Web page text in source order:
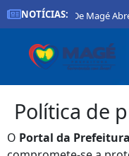
NOTÍCIAS:
Prefeitura De Magé Abre
Política de
O Portal da